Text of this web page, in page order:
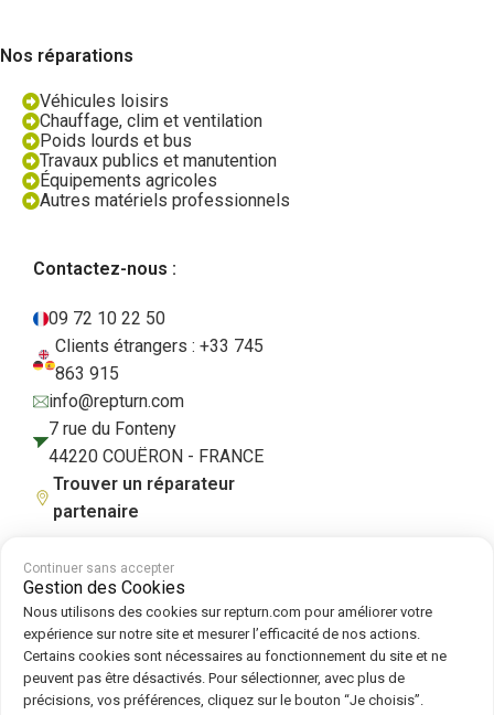
Nos réparations
Véhicules loisirs
Chauffage, clim et ventilation
Poids lourds et bus
Travaux publics et manutention
Équipements agricoles
Autres matériels professionnels
Contactez-nous :
09 72 10 22 50
Clients étrangers : +33 745
863 915
info@repturn.com
7 rue du Fonteny
44220 COUËRON - FRANCE
Trouver un réparateur
partenaire
CGV| Mentions légales Politique de confidentialité |Cookies
de cookies
Suivez-nous sur :
Continuer sans accepter
Gestion des Cookies
Nous utilisons des cookies sur repturn.com pour améliorer votre
expérience sur notre site et mesurer l’efficacité de nos actions.
Certains cookies sont nécessaires au fonctionnement du site et ne
peuvent pas être désactivés. Pour sélectionner, avec plus de
précisions, vos préférences, cliquez sur le bouton “Je choisis”.